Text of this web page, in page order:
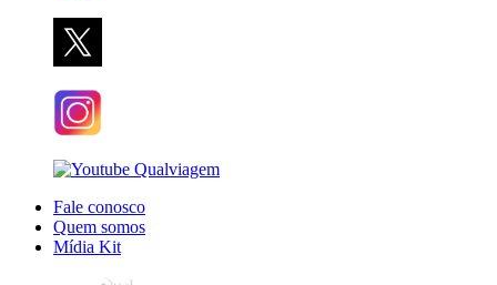
Fale conosco
Quem somos
Mídia Kit